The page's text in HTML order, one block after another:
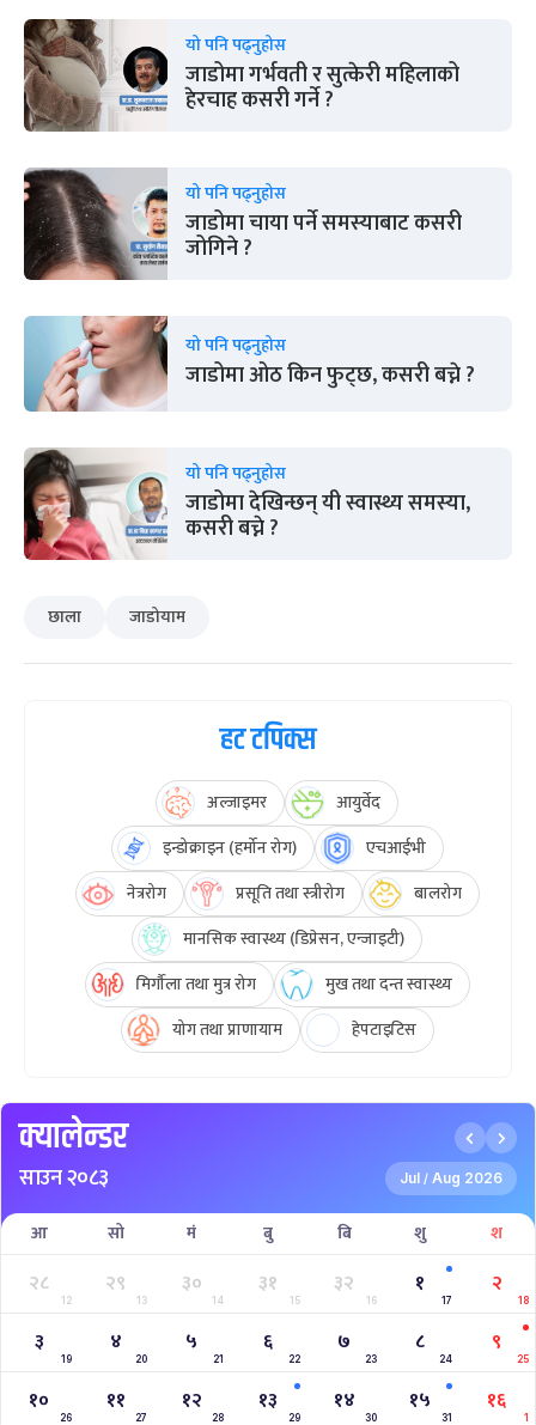
यो पनि पढ्नुहोस
जाडोमा गर्भवती र सुत्केरी महिलाको
हेरचाह कसरी गर्ने ?
यो पनि पढ्नुहोस
जाडोमा चाया पर्ने समस्याबाट कसरी
जोगिने ?
यो पनि पढ्नुहोस
जाडोमा ओठ किन फुट्छ, कसरी बच्ने ?
यो पनि पढ्नुहोस
जाडोमा देखिन्छन् यी स्वास्थ्य समस्या,
कसरी बच्ने ?
छाला जाडोयाम
हट टपिक्स
अल्जाइमर
आयुर्वेद
इन्डोक्राइन (हर्मोन रोग)
एचआईभी
नेत्ररोग
प्रसूति तथा स्त्रीरोग
बालरोग
मानसिक स्वास्थ्य (डिप्रेसन, एन्जाइटी)
मिर्गौला तथा मुत्र रोग
मुख तथा दन्त स्वास्थ्य
योग तथा प्राणायाम
हेपटाइटिस
क्यालेन्डर
साउन २०८३ Jul / Aug 2026
आ सो मं बु बि शु श
२८
12
२९
13
३०
14
३१
15
३२
16
१
17
२
18
३
19
४
20
५
21
६
22
७
23
८
24
९
25
१०
26
११
27
१२
28
१३
29
१४
30
१५
31
१६
1